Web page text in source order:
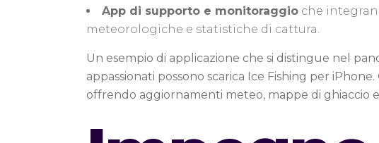
App di supporto e monitoraggio che
meteorologiche e statistiche di cattura.
Un esempio di applicazione che si distingue nel
appassionati possono scarica Ice Fishing per
offrendo aggiornamenti meteo, mappe di ghiaccio